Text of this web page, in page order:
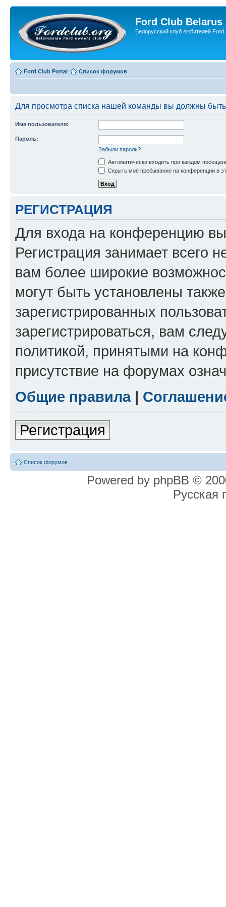
Ford Club Belarus
Белорусский клуб любителей Ford
Ford Club Portal Список форумов
Для просмотра списка нашей команды вы должны
Имя пользователя:
Пароль:
Забыли пароль?
Автоматически входить при каждом
Скрыть моё пребывание на конференции в
РЕГИСТРАЦИЯ
Для входа на конференцию
Регистрация занимает всего
вам более широкие
могут быть установлены
зарегистрированных
зарегистрироваться, вам
политикой, принятыми на
присутствие на форумах
Общие правила|
Регистрация
Список форумов
Powered by phpBB ©
Русская